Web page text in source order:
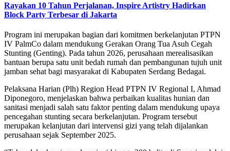
Rayakan 10 Tahun Perjalanan, Inspire Artistry Hadirkan
Block Party Terbesar di Jakarta
Program ini merupakan bagian dari komitmen berkelanjutan PTPN
IV PalmCo dalam mendukung Gerakan Orang Tua Asuh Cegah
Stunting (Genting). Pada tahun 2026, perusahaan merealisasikan
bantuan berupa satu unit bedah rumah dan pembangunan tujuh unit
jamban sehat bagi masyarakat di Kabupaten Serdang Bedagai.
Pelaksana Harian (Plh) Region Head PTPN IV Regional I, Ahmad
Diponegoro, menjelaskan bahwa perbaikan kualitas hunian dan
sanitasi menjadi salah satu faktor penting dalam mendukung upaya
pencegahan stunting secara berkelanjutan. Program tersebut
merupakan kelanjutan dari intervensi gizi yang telah dijalankan
perusahaan sejak September 2025.